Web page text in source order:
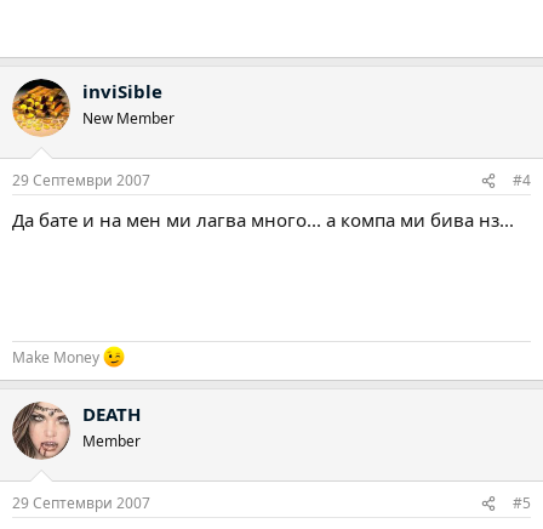
inviSible
New Member
29 Септември 2007 #4
Да бате и на мен ми лагва много... а компа ми бива нз...
Make Money
DEATH
Member
29 Септември 2007 #5